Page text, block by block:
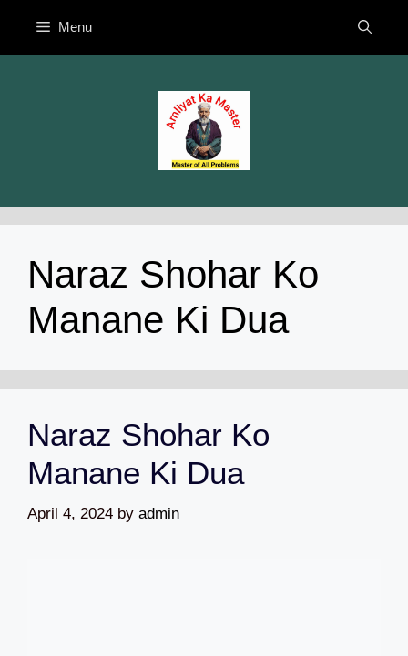
content
Menu
Naraz Shohar Ko
Manane Ki Dua
Naraz Shohar Ko
Manane Ki Dua
April 4, 2024 by admin